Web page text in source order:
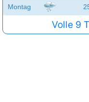
Montag
Volle 9